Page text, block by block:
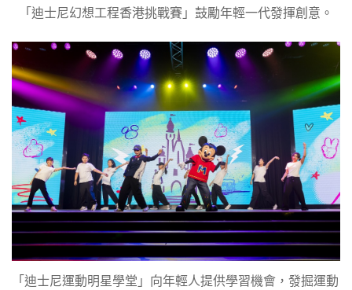
「迪士尼幻想工程香港挑戰賽」鼓勵年輕一代發揮創意。
「迪士尼運動明星學堂」向年輕人提供學習機會，發掘運動